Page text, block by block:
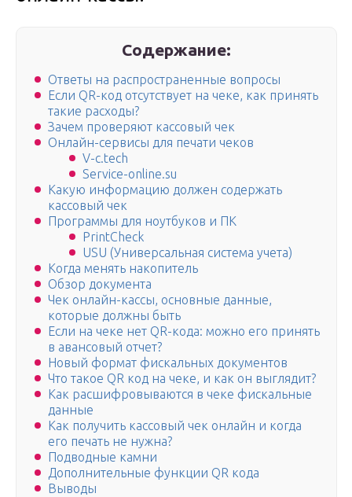
Содержание:
Ответы на распространенные вопросы
Если QR-код отсутствует на чеке, как принять
такие расходы?
Зачем проверяют кассовый чек
Онлайн-сервисы для печати чеков
V-c.tech
Service-online.su
Какую информацию должен содержать
кассовый чек
Программы для ноутбуков и ПК
PrintCheck
USU (Универсальная система учета)
Когда менять накопитель
Обзор документа
Чек онлайн-кассы, основные данные,
которые должны быть
Если на чеке нет QR-кода: можно его принять
в авансовый отчет?
Новый формат фискальных документов
Что такое QR код на чеке, и как он выглядит?
Как расшифровываются в чеке фискальные
данные
Как получить кассовый чек онлайн и когда
его печать не нужна?
Подводные камни
Дополнительные функции QR кода
Выводы